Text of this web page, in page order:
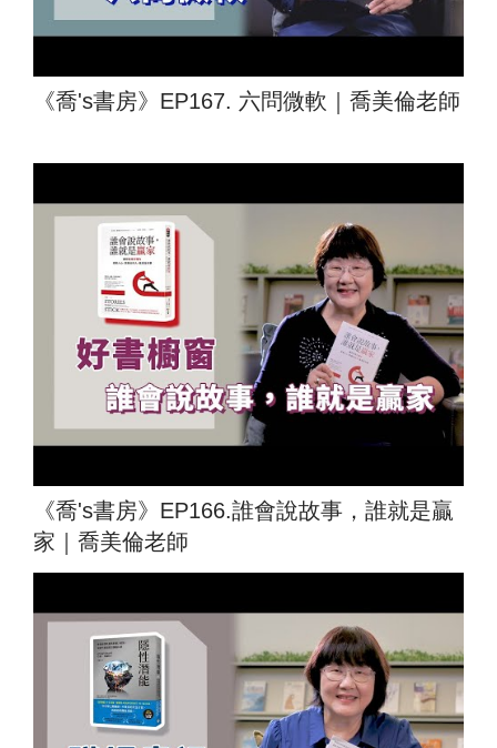
《喬's書房》EP167. 六問微軟｜喬美倫老師
《喬's書房》EP166.誰會說故事，誰就是贏
家｜喬美倫老師